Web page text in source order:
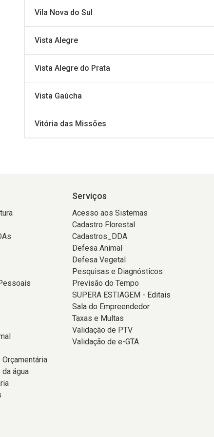
Vila Nova do Sul
Vista Alegre
Vista Alegre do Prata
Vista Gaúcha
Vitória das Missões
Orçamentária
água
Serviços
Acesso aos Sistemas
Cadastro Florestal
Cadastros_DDA
Defesa Animal
Defesa Vegetal
Pesquisas e Diagnósticos
Previsão do Tempo
SUPERA ESTIAGEM - Editais
Sala do Empreendedor
Taxas e Multas
Validação de PTV
Validação de e-GTA